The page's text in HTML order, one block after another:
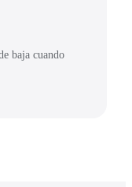
baja cuando